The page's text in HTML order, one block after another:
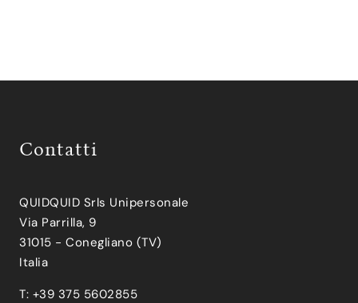
Contatti
QUIDQUID Srls Unipersonale
Via Parrilla, 9
31015 - Conegliano (TV)
Italia
T: +39 375 5602855